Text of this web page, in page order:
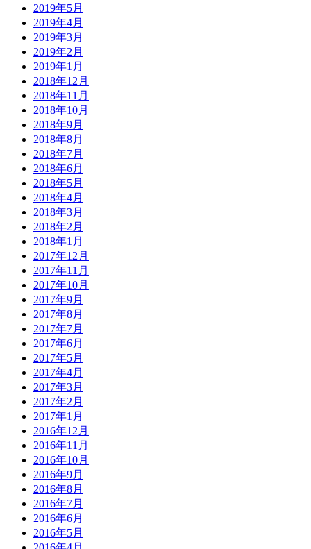
2019年5月
2019年4月
2019年3月
2019年2月
2019年1月
2018年12月
2018年11月
2018年10月
2018年9月
2018年8月
2018年7月
2018年6月
2018年5月
2018年4月
2018年3月
2018年2月
2018年1月
2017年12月
2017年11月
2017年10月
2017年9月
2017年8月
2017年7月
2017年6月
2017年5月
2017年4月
2017年3月
2017年2月
2017年1月
2016年12月
2016年11月
2016年10月
2016年9月
2016年8月
2016年7月
2016年6月
2016年5月